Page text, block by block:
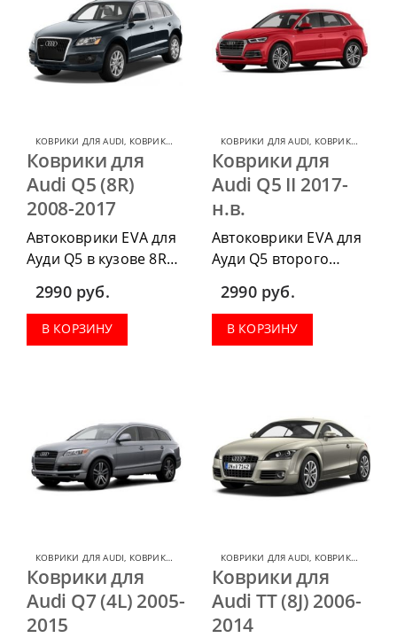
КОВРИКИ ДЛЯ AUDI КОВРИКИ ДЛЯ AUDI Q5
Коврики для
Audi Q5 (8R)
2008-2017
Автоковрики EVA для
Ауди Q5 в кузове 8R
приобрести в
комплектации:
водительский коврик,
2990 руб.
В КОРЗИНУ
КОВРИКИ ДЛЯ AUDI КОВРИКИ ДЛЯ AUDI Q5
Коврики для
Audi Q5 II 2017-
н.в.
Автоковрики EVA для
Ауди Q5 второго
можно приобрести в
комплектации:
водительский коврик,
2990 руб.
В КОРЗИНУ
КОВРИКИ ДЛЯ AUDI КОВРИКИ ДЛЯ AUDI Q7
Коврики для
Audi Q7 (4L) 2005-
2015
КОВРИКИ ДЛЯ AUDI КОВРИКИ ДЛЯ AUDI TT
Коврики для
Audi TT (8J) 2006-
2014